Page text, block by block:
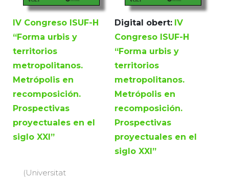
IV Congreso ISUF-H
“Forma urbis y
territorios
metropolitanos.
Metrópolis en
recomposición.
Prospectivas
proyectuales en el
siglo XXI”
(Universitat
Digital obert: IV
Congreso ISUF-H
“Forma urbis y
territorios
metropolitanos.
Metrópolis en
recomposición.
Prospectivas
proyectuales en el
siglo XXI”